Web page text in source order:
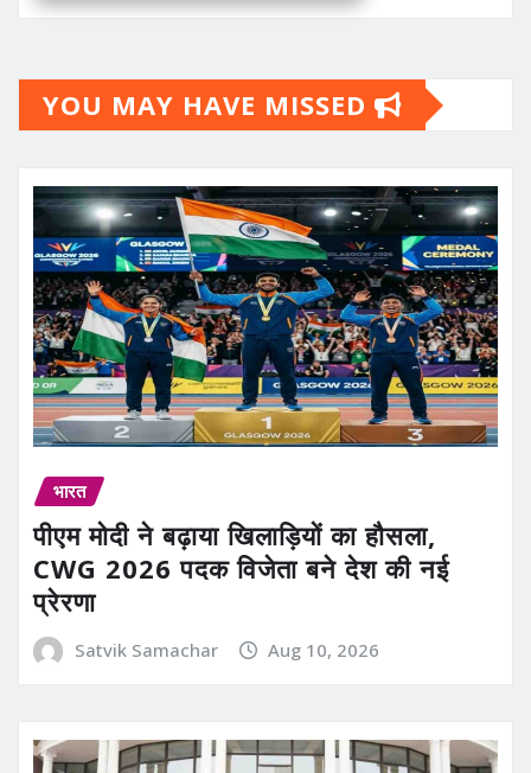
YOU MAY HAVE MISSED
भारत
पीएम मोदी ने बढ़ाया खिलाड़ियों का हौसला,
CWG 2026 पदक विजेता बने देश की नई
प्रेरणा
Satvik Samachar Aug 10, 2026